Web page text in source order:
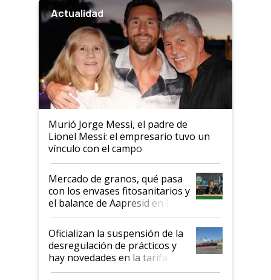
Actualidad
Murió Jorge Messi, el padre de
Lionel Messi: el empresario tuvo un
vínculo con el campo
Mercado de granos, qué pasa
con los envases fitosanitarios y
el balance de Aapresid en La
Posta
Oficializan la suspensión de la
desregulación de prácticos y
hay novedades en la tarifa de
la hidrovía